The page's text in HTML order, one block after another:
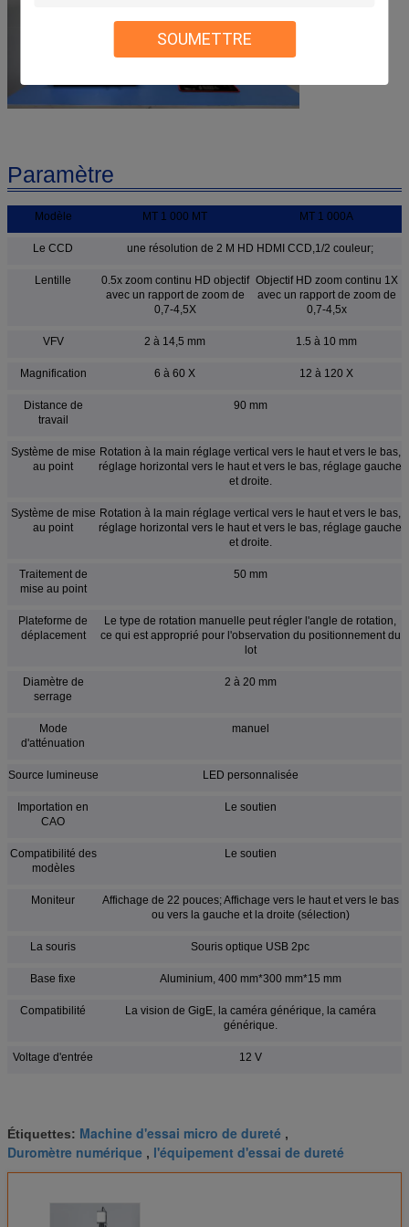
SOUMETTRE
Paramètre
Modèle MT 1 000 MT MT 1 000A
Le CCD une résolution de 2 M HD HDMI CCD,1/2 couleur;
Lentille
0.5x zoom continu HD objectif
avec un rapport de zoom de
0,7-4,5X
Objectif HD zoom continu 1X
avec un rapport de zoom de
0,7-4,5x
VFV 2 à 14,5 mm 1.5 à 10 mm
Magnification 6 à 60 X 12 à 120 X
Distance de
travail
90 mm
Système de mise
au point
Rotation à la main réglage vertical vers le haut et vers le bas,
réglage horizontal vers le haut et vers le bas, réglage gauche
et droite.
Système de mise
au point
Rotation à la main réglage vertical vers le haut et vers le bas,
réglage horizontal vers le haut et vers le bas, réglage gauche
et droite.
Traitement de
mise au point
50 mm
Plateforme de
déplacement
Le type de rotation manuelle peut régler l'angle de rotation,
ce qui est approprié pour l'observation du positionnement du
lot
Diamètre de
serrage
2 à 20 mm
Mode
d'atténuation
manuel
Source lumineuse LED personnalisée
Importation en
CAO
Le soutien
Compatibilité des
modèles
Le soutien
Moniteur
Affichage de 22 pouces; Affichage vers le haut et vers le bas
ou vers la gauche et la droite (sélection)
La souris Souris optique USB 2pc
Base fixe Aluminium, 400 mm*300 mm*15 mm
Compatibilité
La vision de GigE, la caméra générique, la caméra
générique.
Voltage d'entrée 12 V
Étiquettes: Machine d'essai micro de dureté ,
Duromètre numérique , l'équipement d'essai de dureté